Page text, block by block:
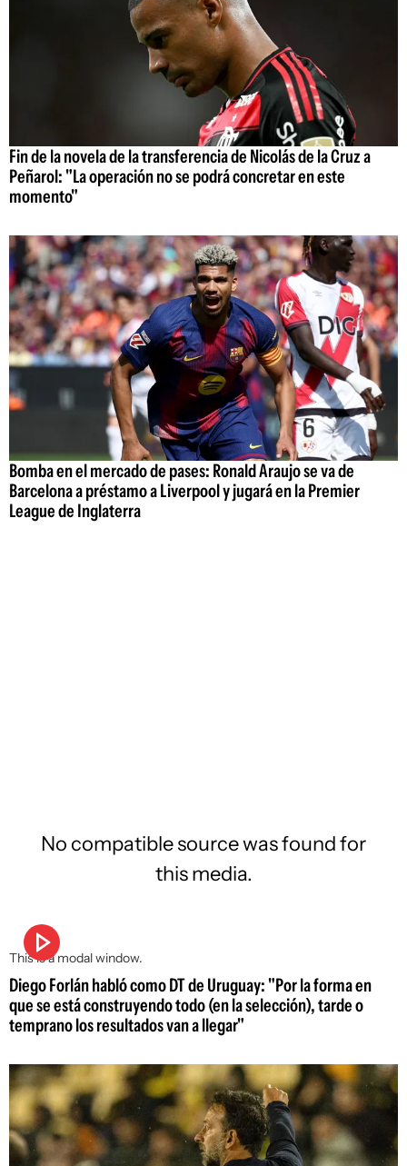
Fin de la novela de la transferencia de Nicolás de la Cruz a
Peñarol: "La operación no se podrá concretar en este
momento"
Bomba en el mercado de pases: Ronald Araujo se va de
Barcelona a préstamo a Liverpool y jugará en la Premier
League de Inglaterra
This is a modal window.
No compatible source was found for
this media.
Diego Forlán habló como DT de Uruguay: "Por la forma en
que se está construyendo todo (en la selección), tarde o
temprano los resultados van a llegar"